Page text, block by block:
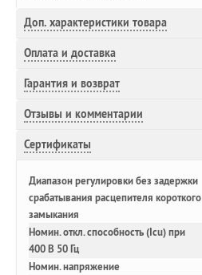
Доп. характеристики товара
Оплата и доставка
Гарантия и возврат
Отзывы и комментарии
Сертификаты
Диапазон регулировки без задержки
срабатывания расцепителя короткого
замыкания
Номин. откл. способность (Icu) при
400 В 50 Гц
Номин. напряжение